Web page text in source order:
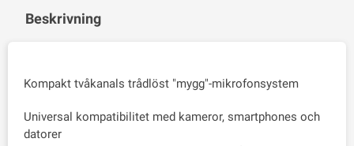
Beskrivning
Kompakt tvåkanals trådlöst "mygg"-mikrofonsystem
Universal kompatibilitet med kameror, smartphones och
datorer